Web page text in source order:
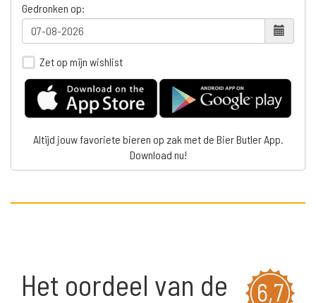
Gedronken op:
Zet op mijn wishlist
Altijd jouw favoriete bieren op zak met de Bier Butler App.
Download nu!
6,7
Het oordeel van de